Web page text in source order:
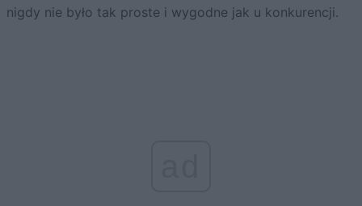
nigdy nie było tak proste i wygodne jak u konkurencji.